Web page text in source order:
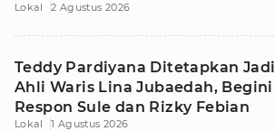
Lokal 2 Agustus 2026
Teddy Pardiyana Ditetapkan Jadi
Ahli Waris Lina Jubaedah, Begini
Respon Sule dan Rizky Febian
Lokal 1 Agustus 2026